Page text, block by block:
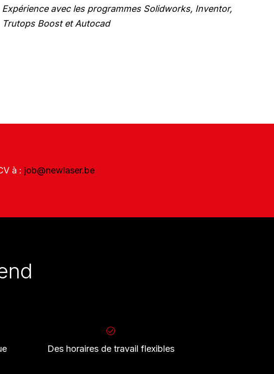
Expérience avec les programmes Solidworks, Inventor,
Trutops Boost et Autocad
à : job@newlaser.be
Des horaires de travail flexibles